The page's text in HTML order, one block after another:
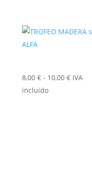
8,00 € - 10,00 €Rango
IVA
incluido